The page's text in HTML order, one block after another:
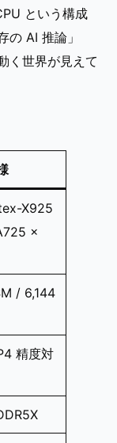
という構成
の AI 推論」
く世界が見えて
X925
×
/ 6,144
精度対